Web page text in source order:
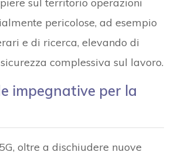
pericolose, ad esempio
e di ricerca, elevando di
complessiva sul lavoro.
impegnative per la
oltre a dischiudere nuove